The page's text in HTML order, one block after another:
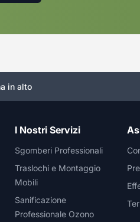
in alto
I Nostri Servizi
Sgomberi Professionali
Traslochi e Montaggio
Mobili
Sanificazione
Professionale Ozono